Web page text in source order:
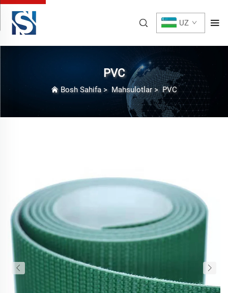
UZ
PVC
Bosh Sahifa> Mahsulotlar>PVC